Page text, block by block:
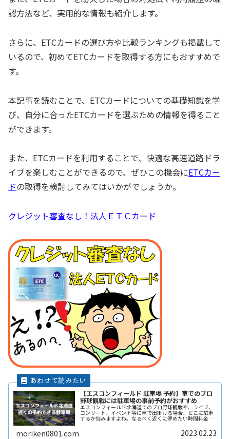
認方法など、実用的な情報も紹介します。
さらに、ETCカードの選び方や比較ランキングも掲載して
いるので、初めてETCカードを取得する方にもおすすめで
す。
本記事を読むことで、ETCカードについての基礎知識を学
び、自分に合ったETCカードを選ぶための情報を得ること
ができます。
また、ETCカードを利用することで、快適な高速道路ドラ
イブを楽しむことができるので、ぜひこの機会にETCカー
ドの取得を検討してみてはいかがでしょうか。
クレジット審査なし！法人ＥＴＣカード
【エスコンフィールド 駐車場 予約】車でのプロ
野球観戦には駐車場の事前予約がおすすめ
エスコンフィールド北海道でのプロ野球観戦や、ライブ、
コンサート、イベント等に車で出掛ける場合、どこに駐車
するか悩みますよね。なるべく近くに停めたい時間料金を
気にせずイベントを楽しみたい駐車場を探すのに時間をか
けたくない自由に入出庫がしたい帰ReadMore...
moriken0801.com 2023.02.23